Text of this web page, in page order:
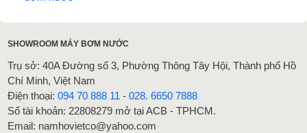
SHOWROOM MÁY BƠM NƯỚC
Trụ sở: 40A Đường số 3, Phường Thông Tây Hội, Thành phố Hồ
Chí Minh, Việt Nam
Điện thoại:094 70 888 11 -028. 6650 7888
Số tài khoản: 22808279 mở tại ACB - TPHCM.
Email: namhovietco@yahoo.com